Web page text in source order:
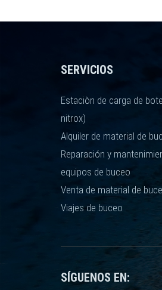
SERVICIOS
Estaciòn de carga de
nitrox)
Alquiler de material de
Reparación y
equipos de buceo
Venta de material de
Viajes de buceo
SÍGUENOS EN: